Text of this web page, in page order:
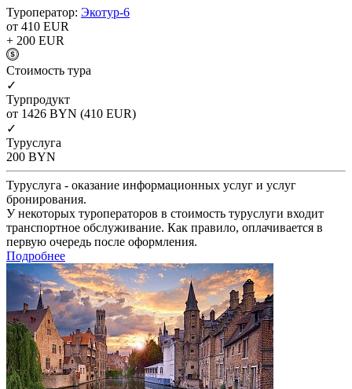
Туроператор: Экотур-6
от 410 EUR
+ 200 EUR
Cтоимость тура
✓
Турпродукт
от 1426 BYN (410 EUR)
✓
Туруслуга
200 BYN
Туруслуга - оказание информационных услуг и услуг
бронирования.
У некоторых туроператоров в стоимость туруслуги входит
транспортное обслуживание. Как правило, оплачивается в
первую очередь после оформления.
Подробнее